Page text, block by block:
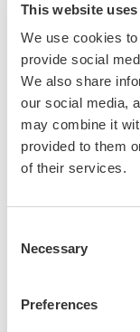
This website
We use cookies
provide social
We also share
our social media,
may combine it
provided to them
of their services.
Selection
Necessary
Preferences
Avtäckningstäcke
Art.nr: 302940 -